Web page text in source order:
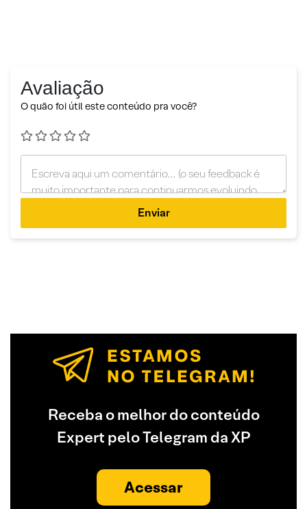
Avaliação
O quão foi útil este conteúdo pra você?
Enviar
Receba o melhor do conteúdo
Expert pelo Telegram da XP
Acessar